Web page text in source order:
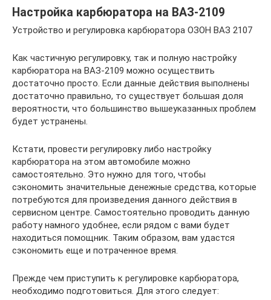
Настройка карбюратора на ВАЗ-2109
Устройство и регулировка карбюратора ОЗОН ВАЗ 2107
Как частичную регулировку, так и полную настройку
карбюратора на ВАЗ-2109 можно осуществить
достаточно просто. Если данные действия выполнены
достаточно правильно, то существует большая доля
вероятности, что большинство вышеуказанных проблем
будет устранены.
Кстати, провести регулировку либо настройку
карбюратора на этом автомобиле можно
самостоятельно. Это нужно для того, чтобы
сэкономить значительные денежные средства, которые
потребуются для произведения данного действия в
сервисном центре. Самостоятельно проводить данную
работу намного удобнее, если рядом с вами будет
находиться помощник. Таким образом, вам удастся
сэкономить еще и потраченное время.
Прежде чем приступить к регулировке карбюратора,
необходимо подготовиться. Для этого следует: